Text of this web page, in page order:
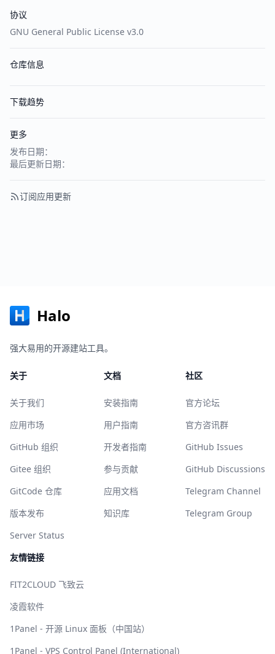
协议
GNU General Public License v3.0
仓库信息
下载趋势
更多
发布日期：
最后更新日期：
订阅应用更新
Halo
强大易用的开源建站工具。
关于
关于我们
应用市场
GitHub 组织
Gitee 组织
GitCode 仓库
版本发布
Server Status
文档
安装指南
用户指南
开发者指南
参与贡献
应用文档
知识库
社区
官方论坛
官方咨讯群
GitHub Issues
GitHub Discussions
Telegram Channel
Telegram Group
友情链接
FIT2CLOUD 飞致云
凌霞软件
1Panel - 开源 Linux 面板（中国站）
1Panel - VPS Control Panel (International)